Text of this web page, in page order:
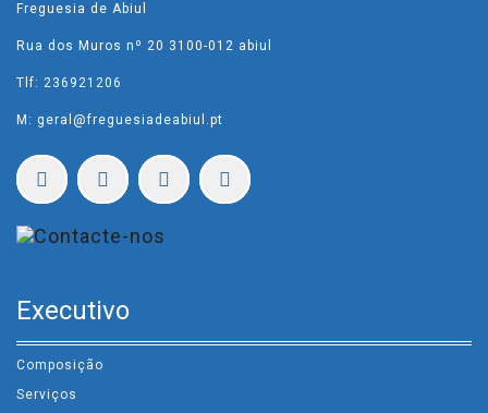
Freguesia de Abiul
Rua dos Muros nº 20 3100-012 abiul
Tlf: 236921206
M: geral@freguesiadeabiul.pt
Executivo
Composição
Serviços